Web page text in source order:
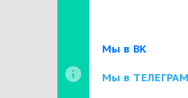
Мы в ВК
Мы в